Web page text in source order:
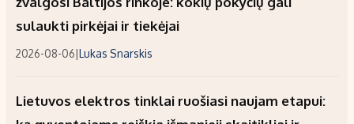
sulaukti pirkėjai ir tiekėjai
2026-08-06|Lukas Snarskis
Lietuvos elektros tinklai ruošiasi naujam etapui: